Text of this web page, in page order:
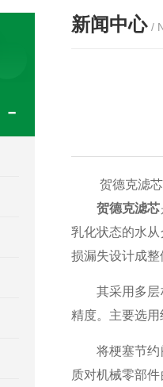
新闻中心 /
贺德克滤芯
贺德克滤芯
乳化状态的水
损漏失设计成
其采用多层构
精度。主要选
将梗塞节约阀
质对机械零部